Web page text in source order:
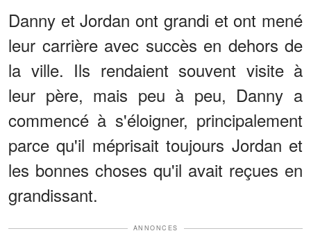
Danny et Jordan ont grandi et ont mené
leur carrière avec succès en dehors de
la ville. Ils rendaient souvent visite à
leur père, mais peu à peu, Danny a
commencé à s'éloigner, principalement
parce qu'il méprisait toujours Jordan et
les bonnes choses qu'il avait reçues en
grandissant.
ANNONCES